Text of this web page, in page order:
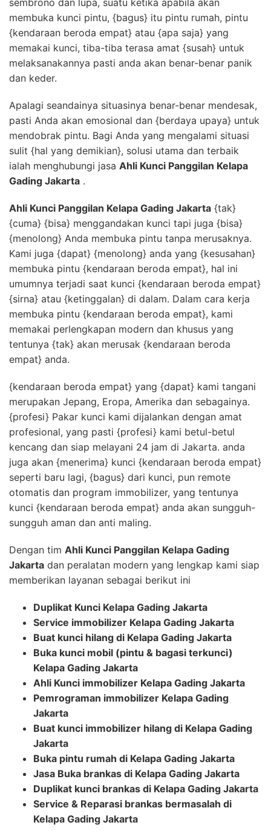
membuka kunci pintu, {bagus} itu pintu rumah, pintu
{kendaraan beroda empat} atau {apa saja} yang
memakai kunci, tiba-tiba terasa amat {susah} untuk
melaksanakannya pasti anda akan benar-benar panik
dan keder.
Apalagi seandainya situasinya benar-benar mendesak,
pasti Anda akan emosional dan {berdaya upaya} untuk
mendobrak pintu. Bagi Anda yang mengalami situasi
sulit {hal yang demikian}, solusi utama dan terbaik
ialah menghubungi jasa Ahli Kunci Panggilan Kelapa
Gading Jakarta .
Ahli Kunci Panggilan Kelapa Gading Jakarta {tak}
{cuma} {bisa} menggandakan kunci tapi juga {bisa}
{menolong} Anda membuka pintu tanpa merusaknya.
Kami juga {dapat} {menolong} anda yang {kesusahan}
membuka pintu {kendaraan beroda empat}, hal ini
umumnya terjadi saat kunci {kendaraan beroda empat}
{sirna} atau {ketinggalan} di dalam. Dalam cara kerja
membuka pintu {kendaraan beroda empat}, kami
memakai perlengkapan modern dan khusus yang
tentunya {tak} akan merusak {kendaraan beroda
empat} anda.
{kendaraan beroda empat} yang {dapat} kami tangani
merupakan Jepang, Eropa, Amerika dan sebagainya.
{profesi} Pakar kunci kami dijalankan dengan amat
profesional, yang pasti {profesi} kami betul-betul
kencang dan siap melayani 24 jam di Jakarta. anda
juga akan {menerima} kunci {kendaraan beroda empat}
seperti baru lagi, {bagus} dari kunci, pun remote
otomatis dan program immobilizer, yang tentunya
kunci {kendaraan beroda empat} anda akan sungguh-
sungguh aman dan anti maling.
Dengan tim Ahli Kunci Panggilan Kelapa Gading
Jakarta dan peralatan modern yang lengkap kami siap
memberikan layanan sebagai berikut ini
Duplikat Kunci Kelapa Gading Jakarta
Service immobilizer Kelapa Gading Jakarta
Buat kunci hilang di Kelapa Gading Jakarta
Buka kunci mobil (pintu & bagasi terkunci)
Kelapa Gading Jakarta
Ahli Kunci immobilizer Kelapa Gading Jakarta
Pemrograman immobilizer Kelapa Gading
Jakarta
Buat kunci immobilizer hilang di Kelapa Gading
Jakarta
Buka pintu rumah di Kelapa Gading Jakarta
Jasa Buka brankas di Kelapa Gading Jakarta
Duplikat kunci brankas di Kelapa Gading Jakarta
Service & Reparasi brankas bermasalah di
Kelapa Gading Jakarta